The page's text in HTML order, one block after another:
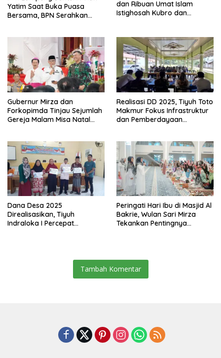
Yatim Saat Buka Puasa
Bersama, BPN Serahkan
dan Ribuan Umat Islam
Istighosah Kubro dan
Gubernur Mirza dan
Forkopimda Tinjau Sejumlah
Gereja Malam Misa Natal
Realisasi DD 2025, Tiyuh Toto
Makmur Fokus Infrastruktur
dan Pemberdayaan
Dana Desa 2025
Direalisasikan, Tiyuh
Indraloka I Percepat
Peringati Hari Ibu di Masjid Al
Bakrie, Wulan Sari Mirza
Tekankan Pentingnya
Tambah Komentar